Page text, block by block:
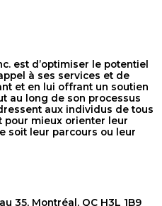
est d’optimiser le potentiel
à ses services et de
et en lui offrant un soutien
au long de son processus
aux individus de tous
pour mieux orienter leur
soit leur parcours ou leur
35, Montréal, QC H3L 1B9